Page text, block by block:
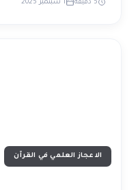
5 دقيقة 1 سبتمبر 2025
الاعجاز العلمي في القرآن